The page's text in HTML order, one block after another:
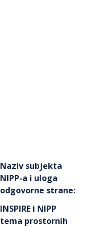
Naziv subjekta
NIPP-a i uloga
odgovorne strane:
INSPIRE i NIPP
tema prostornih